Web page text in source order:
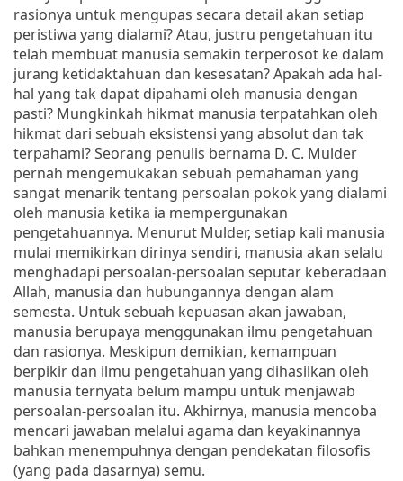
rasionya untuk mengupas secara detail akan setiap
peristiwa yang dialami? Atau, justru pengetahuan itu
telah membuat manusia semakin terperosot ke dalam
jurang ketidaktahuan dan kesesatan? Apakah ada hal-
hal yang tak dapat dipahami oleh manusia dengan
pasti? Mungkinkah hikmat manusia terpatahkan oleh
hikmat dari sebuah eksistensi yang absolut dan tak
terpahami? Seorang penulis bernama D. C. Mulder
pernah mengemukakan sebuah pemahaman yang
sangat menarik tentang persoalan pokok yang dialami
oleh manusia ketika ia mempergunakan
pengetahuannya. Menurut Mulder, setiap kali manusia
mulai memikirkan dirinya sendiri, manusia akan selalu
menghadapi persoalan-persoalan seputar keberadaan
Allah, manusia dan hubungannya dengan alam
semesta. Untuk sebuah kepuasan akan jawaban,
manusia berupaya menggunakan ilmu pengetahuan
dan rasionya. Meskipun demikian, kemampuan
berpikir dan ilmu pengetahuan yang dihasilkan oleh
manusia ternyata belum mampu untuk menjawab
persoalan-persoalan itu. Akhirnya, manusia mencoba
mencari jawaban melalui agama dan keyakinannya
bahkan menempuhnya dengan pendekatan filosofis
(yang pada dasarnya) semu.